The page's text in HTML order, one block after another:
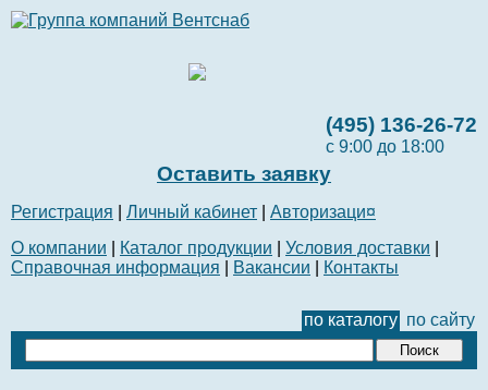
(495) 136-26-72
с 9:00 до 18:00
Оставить заявку
Регистрация Личный кабинет
Авторизаци¤
О компании
Каталог продукции Условия доставки
Справочная информация
Вакансии Контакты
по каталогу по сайту